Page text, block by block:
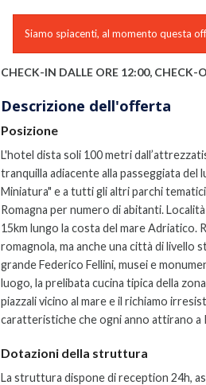
Siamo spiacenti, al momento questa
CHECK-IN DALLE ORE 12:00, CHECK-
Descrizione dell'offerta
Posizione
L'hotel dista soli 100 metri
tranquilla adiacente alla passeggiata del
Miniatura" e a tutti gli altri parchi
Romagna per numero di abitanti.
15km lungo la costa del mare Adriatico.
romagnola, ma anche una città di
grande Federico Fellini, musei e
luogo, la prelibata cucina tipica della
piazzali vicino al mare e il richiamo
caratteristiche che ogni anno attirano a
Dotazioni della struttura
La struttura dispone di reception 24h,